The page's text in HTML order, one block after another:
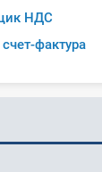
НДС
счет-фактура